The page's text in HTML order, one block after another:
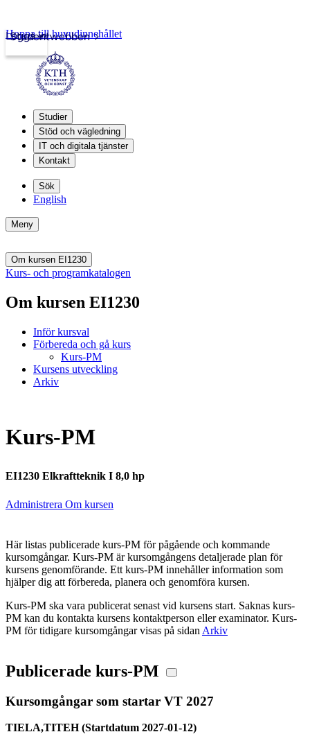
Studentwebben
Logga in
Hoppa till huvudinnehållet
Studier
Stöd och vägledning
IT och digitala tjänster
Kontakt
Sök
English
Meny
Om kursen EI1230
Kurs- och programkatalogen
Om kursen EI1230
Inför kursval
Förbereda och gå kurs
Kurs-PM
Kursens utveckling
Arkiv
Kurs-PM
EI1230 Elkraftteknik I 8,0 hp
Administrera Om kursen
Här listas publicerade kurs-PM för pågående och kommande
kursomgångar. Kurs-PM är kursomgångens detaljerade plan för
kursens genomförande. Ett kurs-PM innehåller information som
hjälper dig att förbereda, planera och genomföra kursen.
Kurs-PM ska vara publicerat senast vid kursens start. Saknas kurs-
PM kan du kontakta kursens kontaktperson eller examinator. Kurs-
PM för tidigare kursomgångar visas på sidan Arkiv
Publicerade kurs-PM
Kursomgångar som startar VT 2027
TIELA,TITEH (Startdatum 2027-01-12)